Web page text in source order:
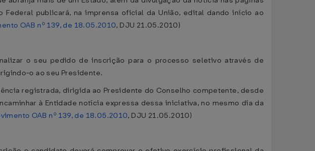
publicará, na imprensa oficial da União, edital dando início ao
OAB nº 139, de 18.05.2010, DJU 21.05.2010)
o seu pedido de inscrição para o processo seletivo através de
o ao seu Presidente.
registrada, dirigida ao Presidente do Conselho competente, desde
à Entidade notícia expressa dessa iniciativa, no mesmo dia da
OAB nº 139, de 18.05.2010, DJU 21.05.2010)